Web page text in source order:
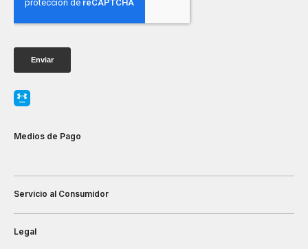
Medios de Pago
Servicio al Consumidor
Legal